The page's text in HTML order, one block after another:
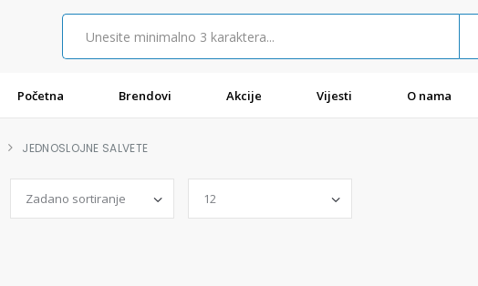
Početna Brendovi Akcije Vijesti O nama
JEDNOSLOJNE SALVETE